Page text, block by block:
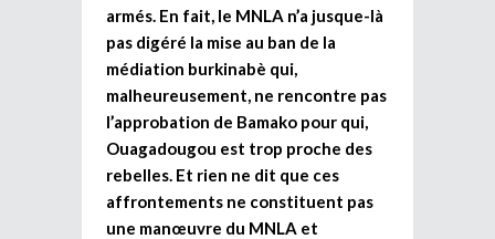
armés. En fait, le MNLA n’a jusque-là
pas digéré la mise au ban de la
médiation burkinabè qui,
malheureusement, ne rencontre pas
l’approbation de Bamako pour qui,
Ouagadougou est trop proche des
rebelles. Et rien ne dit que ces
affrontements ne constituent pas
une manœuvre du MNLA et